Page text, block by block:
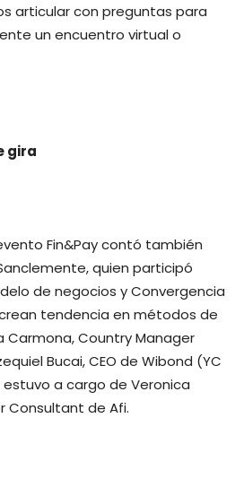
articular con preguntas para
un encuentro virtual o
gira
Fin&Pay contó también
quien participó
de negocios y Convergencia
tendencia en métodos de
Carmona, Country Manager
Bucai, CEO de Wibond (YC
estuvo a cargo de Veronica
Consultant de Afi.